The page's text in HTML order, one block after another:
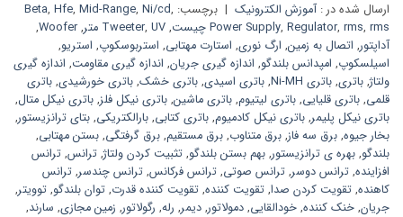
ارسال شده در :آموزش الکترونیک | برچسب: Beta, Hfe, Mid-Range, Ni/cd,
Power Supply, Regulator, rms, rms چیست ,
Tweeter, UV متر ,
Woofer
,
آداپتور, اتصال به زمین, ارگ نوری, استارت مهتابی, استربوسکوپ, استریو,
اسیلسکوپ, امپدانس بلندگو, اندازه گیری جریان, اندازه گیری مقاومت, اندازه گیری
ولتاژ, باتری, باتری Ni-MH , باتری اسیدی, باتری خشک, باتری خورشیدی, باتری
قلمی, باتری قلیایی, باتری لیتیوم, باتری ماشین, باتری نیکل فلز, باتری نیکل متال,
باتری نیکل پلیمر, باتری نیکل کادمیوم, باتری کتابی, بارالکتریکی, بتای ترانزیستور,
بخار جیوه, برق سه فاز, برق متناوب, برق مستقیم, برق گرفتگی, بستن مهتابی,
بلندگو, بهره ی ترانزیستور, بهم بستن بلندگو, تثبیت کردن ولتاژ, ترانس, ترانس
افزاینده, ترانس دوسر, ترانس صوتی, ترانس فرکانس, ترانس چندسر, ترانس
کاهنده, تقویت کردن صدا, تقویت کننده, تقویت کننده قدرت, توان بلندگو, توویتر,
جریان, خنک کننده, خودالقایی, دمولاتور, دیمر, رله, رگولاتور, زمین مجازی, سارند,